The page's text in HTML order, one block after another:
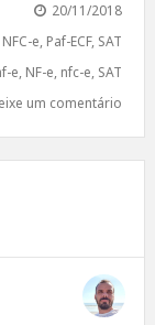
20/11/2018
NFC-e, Paf-ECF, SAT
e, NF-e, nfc-e, SAT
um comentário